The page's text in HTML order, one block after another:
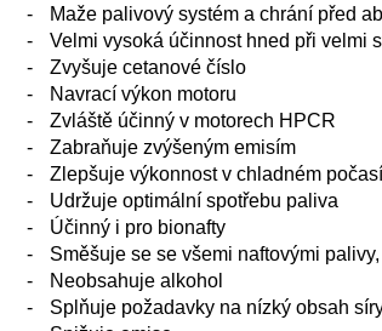
-
Maže palivový systém a chrání před
-
Velmi vysoká účinnost hned při velmi
-
Zvyšuje cetanové číslo
-
Navrací výkon motoru
-
Zvláště účinný v motorech HPCR
-
Zabraňuje zvýšeným emisím
-
Zlepšuje výkonnost v chladném počasí
-
Udržuje optimální spotřebu paliva
-
Účinný i pro bionafty
-
Směšuje se se všemi naftovými
-
Neobsahuje alkohol
-
Splňuje požadavky na nízký obsah